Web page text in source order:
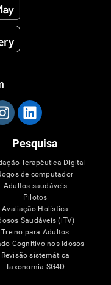
Pesquisa
Terapêutica Digital
de computador
Adultos saudáveis
Pilotos
Avaliação Holística
Saudáveis (iTV)
Treino para Adultos
Cognitivo nos Idosos
Revisão sistemática
Taxonomia SG4D